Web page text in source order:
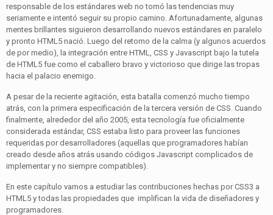
responsable de los estándares web no tomó las tendencias muy
seriamente e intentó seguir su propio camino. Afortunadamente, algunas
mentes brillantes siguieron desarrollando nuevos estándares en paralelo
y pronto HTML5 nació. Luego del retorno de la calma (y algunos acuerdos
de por medio), la integración entre HTML, CSS y Javascript bajo la tutela
de HTML5 fue como el caballero bravo y victorioso que dirige las tropas
hacia el palacio enemigo.
A pesar de la reciente agitación, esta batalla comenzó mucho tiempo
atrás, con la primera especificación de la tercera versión de CSS. Cuando
finalmente, alrededor del año 2005, esta tecnología fue oficialmente
considerada estándar, CSS estaba listo para proveer las funciones
requeridas por desarrolladores (aquellas que programadores habían
creado desde años atrás usando códigos Javascript complicados de
implementar y no siempre compatibles).
En este capítulo vamos a estudiar las contribuciones hechas por CSS3 a
HTML5 y todas las propiedades que implifican la vida de diseñadores y
programadores.